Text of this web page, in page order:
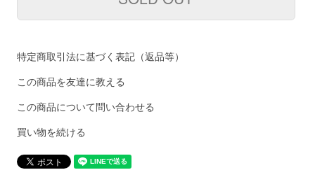
特定商取引法に基づく表記（返品等）
この商品を友達に教える
この商品について問い合わせる
買い物を続ける